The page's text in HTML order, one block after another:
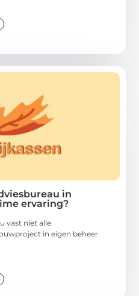
in
ervaring?
vast niet alle
in eigen beheer